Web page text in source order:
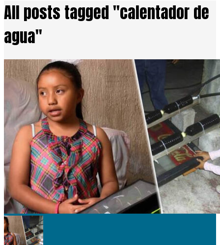
All posts tagged "calentador de
agua"